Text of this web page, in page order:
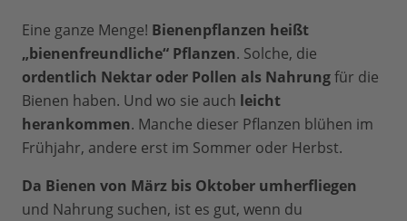
Eine ganze Menge! Bienenpflanzen heißt
„bienenfreundliche“ Pflanzen. Solche, die
ordentlich Nektar oder Pollen als Nahrungfür die
Bienen haben. Und wo sie auch leicht
herankommen. Manche dieser Pflanzen blühen im
Frühjahr, andere erst im Sommer oder Herbst.
Da Bienen von März bis Oktober umherfliegen
und Nahrung suchen, ist es gut, wenn du